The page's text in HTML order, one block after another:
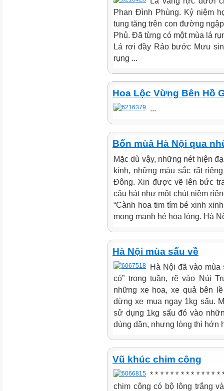
Phan Đình Phùng. Kỷ niệm
tung tăng trên con đường
Phủ. Đã từng có một mùa lá
Lá rơi đầy Rảo bước Mưu
rụng ...
Hoa Lộc Vừng Bên Hồ
...
Bốn mùâ Hà Nội qua
Mặc dù vậy, những nét hiện
kính, những màu sắc rất
Đông. Xin được vẽ lên bức
câu hát như một chút niềm
“Cành hoa tim tím bé xinh
mong manh hé hoa lòng. Hà
Hà Nội mùa sấu về
Hà Nội đã vào mùa
có” trong tuần, rẽ vào Núi
những xe hoa, xe quả bên
dừng xe mua ngay 1kg sấu.
sử dụng 1kg sấu đó vào
dùng dần, nhưng lòng thì hớn
Vũ khúc chim công
* * * * * * * * * * * * *
chim công có bộ lông trắng